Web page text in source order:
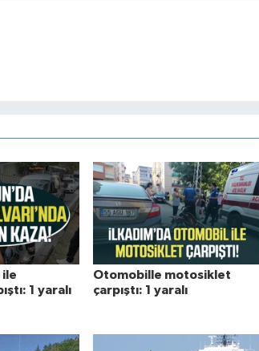
ile
1 yaralı
Otomobille motosiklet
çarpıştı: 1 yaralı